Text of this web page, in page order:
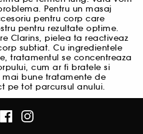
Pentru un masaj
pentru corp care
pentru rezultate optime.
Clarins, pielea ta reactiveaz
subtiat. Cu ingredientele
tratamentul se concentreaza
cum ar fi bratele si
mai bune tratamente de
pe tot parcursul anului.